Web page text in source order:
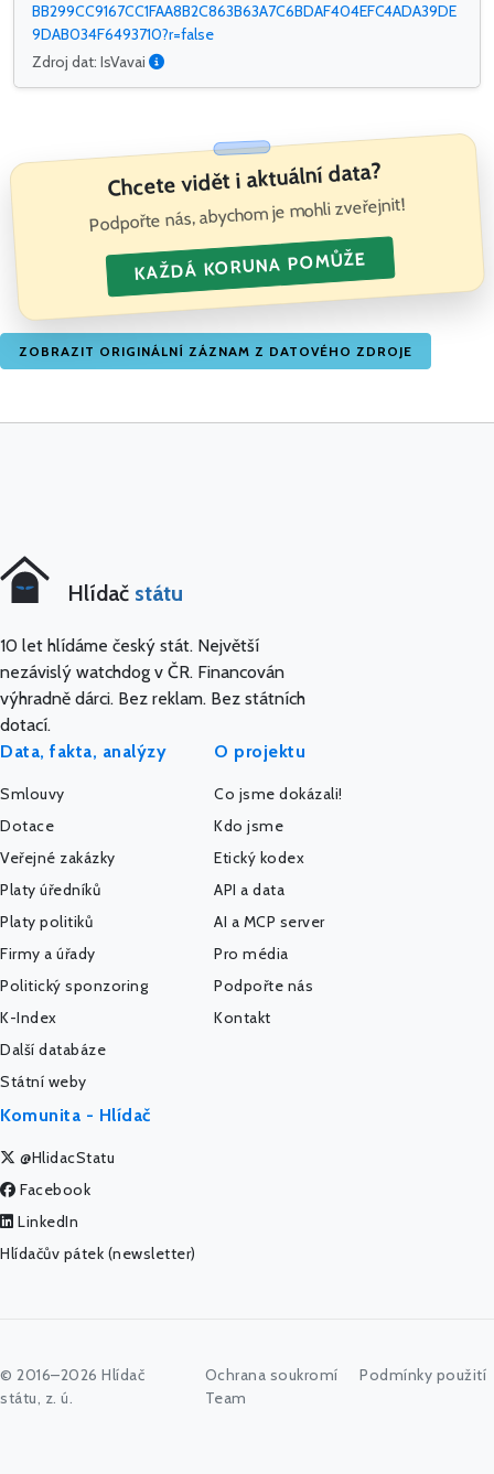
BB299CC9167CC1FAA8B2C863B63A7C6BDAF404EFC4ADA39DE
9DAB034F6493710?r=false
Zdroj dat: IsVavai
Chcete vidět i aktuální data?
Podpořte nás, abychom je mohli zveřejnit!
KAŽDÁ KORUNA POMŮŽE
ZOBRAZIT ORIGINÁLNÍ ZÁZNAM Z DATOVÉHO ZDROJE
Hlídač státu
10 let hlídáme český stát. Největší
nezávislý watchdog v ČR. Financován
výhradně dárci. Bez reklam. Bez státních
dotací.
Data, fakta, analýzy
Smlouvy
Dotace
Veřejné zakázky
Platy úředníků
Platy politiků
Firmy a úřady
Politický sponzoring
K-Index
Další databáze
Státní weby
O projektu
Co jsme dokázali!
Kdo jsme
Etický kodex
API a data
AI a MCP server
Pro média
Podpořte nás
Kontakt
Komunita - Hlídač
@HlidacStatu
Facebook
LinkedIn
Hlídačův pátek (newsletter)
© 2016–2026 Hlídač
státu, z. ú.
Ochrana soukromí
Podmínky použití
Team